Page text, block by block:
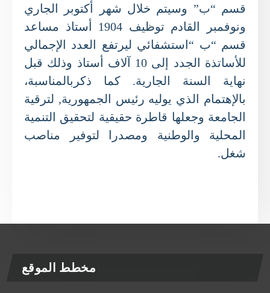
قسم “ب” وسيتم خلال شهر أكتوبر الجاري
ونوفمبر القادم توظيف 1904 أستاذ مساعد
قسم “ب “استشفائي ليرتفع العدد الإجمالي
للأساتذة الجدد إلى 10 آلاف أستاذ وذلك قبل
نهاية السنة الجارية. كما ذكربالمناسبة،
بالإهتمام الذي يوليه رئيس الجمهورية, لترقية
الجامعة وجعلها قاطرة حقيقية لتحقيق التنمية
المحلية والوطنية ومصدرا لتوفير مناصب
شغل.
مخطط الموقع